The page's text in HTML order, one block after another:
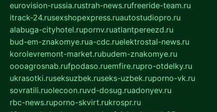
eurovision-russia.rustrah-news.rufreeride-team.ru
itrack-24.rusexshopexpress.ruautostudiopro.ru
alabuga-cityhotel.rupornv.ruatlantpereezd.ru
bud-em-znakomye.rua-cdc.ruelektrostal-news.ru
korolevremont-market.rubudem-znakomye.ru
oooagrosnab.rufpodaso.ruemfire.rupro-otdelky.ru
ukrasotki.ruseksuzbek.ruseks-uzbek.ruporno-vk.ru
sovratili.ruolecoon.ruvd-dosug.ruadonyev.ru
rbc-news.ruporno-skvirt.rukrospr.ru